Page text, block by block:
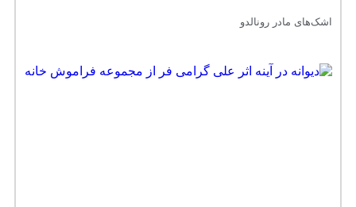
اشک‌های مادر رونالدو